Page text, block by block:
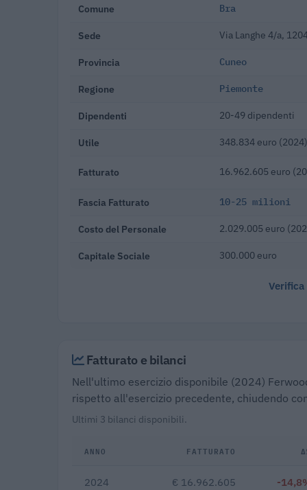
Comune Bra
Sede Via Langhe 4/a,
Provincia Cuneo
Regione Piemonte
Dipendenti 20-49 dipendenti
Utile 348.834 euro (2024)
Fatturato 16.962.605 euro
Fascia Fatturato 10-25 milioni
Costo del Personale 2.029.005 euro
Capitale Sociale 300.000 euro
Fatturato e bilanci
Nell'ultimo esercizio disponibile (2024)
rispetto all'esercizio precedente, chiudendo
Ultimi 3 bilanci disponibili.
ANNO FATTURATO
2024 € 16.962.605 -